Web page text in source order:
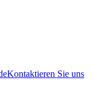
Kontaktieren Sie uns